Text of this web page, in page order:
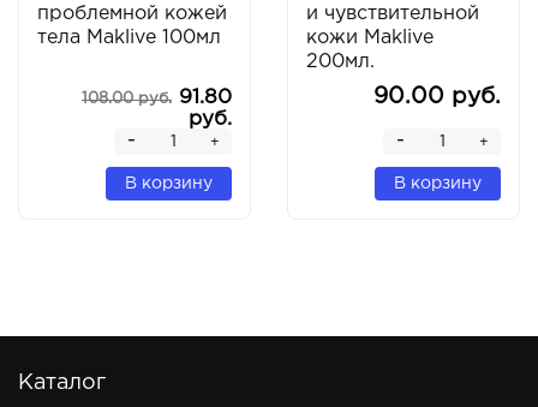
проблемной кожей
тела Maklive 100мл
108.00 руб.
91.80
руб.
+
-
В корзину
и чувствительной
кожи Maklive
200мл.
90.00 руб.
+
-
В корзину
Каталог